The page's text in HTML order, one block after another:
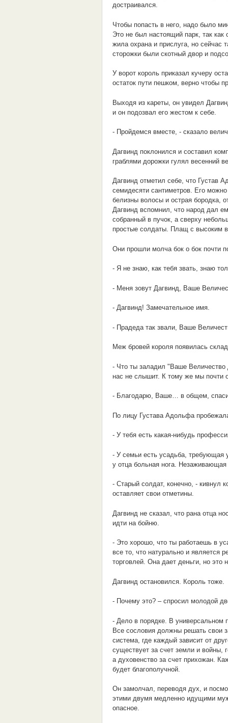
достраивался.
Чтобы попасть в него, надо было
Это не был настоящий парк, так как
жила охрана и прислуга, но сейчас
сторожки были скотный двор и
У ворот король приказал кучеру
остаток пути пешком, верно чтобы
Выходя из кареты, он увидел
и он подозвал его жестом к себе.
- Пройдемся вместе, - сказало
Дагвинд поклонился и составил
граблями дорожки гулял весенний
Дагвинд отметил себе, что Густав
семидесяти сантиметров. Его
белизны волосы и острая бородка,
Дагвинд вспомнил, что народ дал
собранный в пучок, а сверху
простые солдаты. Плащ с высоким
Они прошли молча бок о бок почти
- Я не знаю, как тебя звать, знаю
- Меня зовут Дагвинд, Ваше
- Дагвинд! Замечательное имя.
- Прадеда так звали, Ваше
Меж бровей короля появилась
- Что ты заладил "Ваше Величество
нас не слышит. К тому же мы почти
- Благодарю, Ваше… в общем,
По лицу Густава Адольфа
- У тебя есть какая-нибудь
- У семьи есть усадьба, требующая
у отца больная нога. Незаживающая
- Старый солдат, конечно, - кивнул
оставляет свои отметины.
Дагвинд не сказал, что рана отца
идти на бойню.
- Это хорошо, что ты работаешь в
все то, что натурально и является
торговлей. Она дает деньги, но это
Дагвинд остановился. Король тоже.
- Почему это? – спросил молодой
- Дело в порядке. В универсальном
Все сословия должны решать свои
система, где каждый зависит от
существует за счет земли и войны,
а духовенство за счет прихожан.
будет благополучной.
Он замолчал, переводя дух, и
этими двумя медленно идущими
опасное.